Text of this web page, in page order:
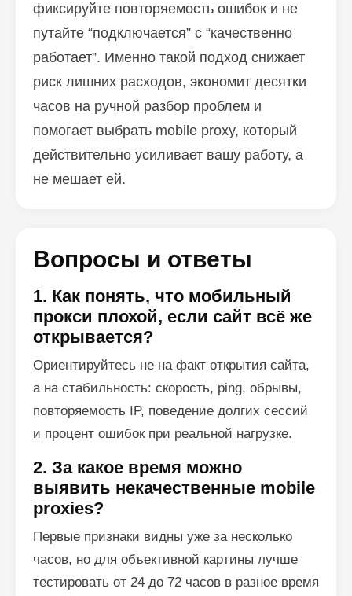
фиксируйте повторяемость ошибок и не
путайте “подключается” с “качественно
работает”. Именно такой подход снижает
риск лишних расходов, экономит десятки
часов на ручной разбор проблем и
помогает выбрать mobile proxy, который
действительно усиливает вашу работу, а
не мешает ей.
Вопросы и ответы
1. Как понять, что мобильный
прокси плохой, если сайт всё же
открывается?
Ориентируйтесь не на факт открытия сайта,
а на стабильность: скорость, ping, обрывы,
повторяемость IP, поведение долгих сессий
и процент ошибок при реальной нагрузке.
2. За какое время можно
выявить некачественные mobile
proxies?
Первые признаки видны уже за несколько
часов, но для объективной картины лучше
тестировать от 24 до 72 часов в разное время